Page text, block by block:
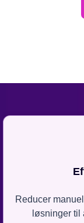
Reducer
løsninger til